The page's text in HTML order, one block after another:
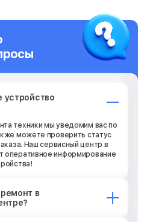
устройство
техники мы уведомим вас по
можете проверить статус
Наш сервисный центр в
оперативное информирование
в